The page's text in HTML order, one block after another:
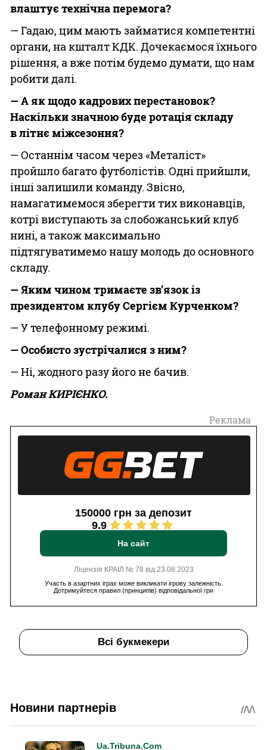
влаштує технічна перемога?
— Гадаю, цим мають займатися компетентні
органи, на кшталт КДК. Дочекаємося їхнього
рішення, а вже потім будемо думати, що нам
робити далі.
— А як щодо кадрових перестановок?
Наскільки значною буде ротація складу
влітнє міжсезоння?
— Останнім часом через «Металіст»
пройшло багато футболістів. Одні прийшли,
інші залишили команду. Звісно,
намагатимемося зберегти тих виконавців,
котрі виступають за слобожанський клуб
нині, а також максимально
підтягуватимемо нашу молодь до основного
складу.
— Яким чином тримаєте зв’язок із
президентом клубу Сергієм Курченком?
— У телефонному режимі.
— Особистозустрічалися з ним?
— Ні, жодного разу його не бачив.
Роман КИРІЄНКО.
Реклама
150000 грн за депозит
9.9
На сайт
Ліцензія КРАІЛ № 78 від 23.08.2023
Участь в азартних іграх може викликати ігрову залежність.
Дотримуйтеся правил (принципів) відповідальної гри
Всі букмекери